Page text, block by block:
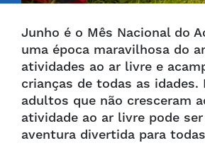
Junho é o Mês Nacional do
uma época maravilhosa do
atividades ao ar livre e
crianças de todas as idades.
adultos que não cresceram
atividade ao ar livre pode
aventura divertida para